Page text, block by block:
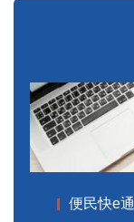
便民快e通